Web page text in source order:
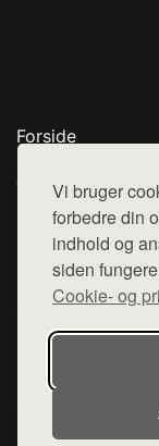
Vi bruger
forbedre din
indhold og
siden
Cookie- og
Forside
Top Rabatter
Blog
Kontakt
Denne side er en
hjemmesider
diverse
henviser til de